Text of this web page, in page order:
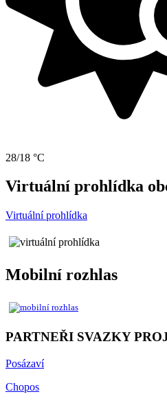
28/18 °C
Virtuální prohlídka
Virtuální prohlídka
Mobilní rozhlas
PARTNEŘI SVAZKY
Posázaví
Chopos